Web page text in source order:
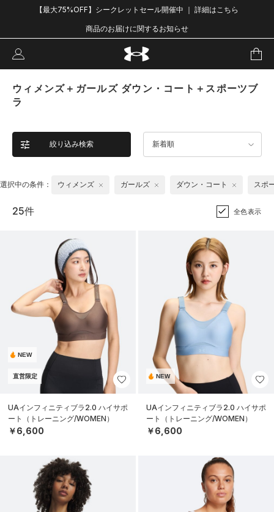
【最大75%OFF】シークレットセール開催中 ｜ 詳細はこちら
商品のお届けに関するお知らせ
ウィメンズ＋ガールズ ダウン・コート＋スポーツブ
ラ
絞り込み検索 新着順
選択中の条件： ウィメンズ ガールズ ダウン・コート スポ
25件 全色表示
NEW
直営限定
UAインフィニティブラ2.0 ハイサポ
ート（トレーニング/WOMEN）
￥6,600
NEW
UAインフィニティブラ2.0 ハイサポ
ート（トレーニング/WOMEN）
￥6,600